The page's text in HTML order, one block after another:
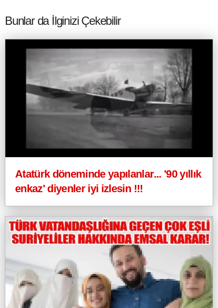
Bunlar da İlginizi Çekebilir
Atatürk döneminde yapılanlar... '90 yıllık
enkaz' diyenler iyi izlesin !!!